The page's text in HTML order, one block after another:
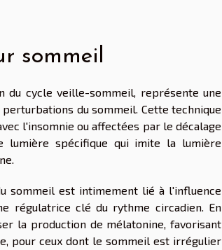
sommeil
du cycle veille-sommeil, représente une
du sommeil. Cette technique
l'insomnie ou affectées par le décalage
lumière spécifique qui imite la lumière
sommeil est intimement lié à l'influence
régulatrice clé du rythme circadien. En
la production de mélatonine, favorisant
pour ceux dont le sommeil est irrégulier